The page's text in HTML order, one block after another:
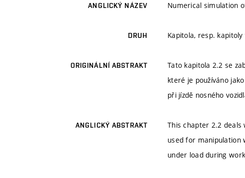
ANGLICKÝ NÁZEV Numerical simulation
DRUH Kapitola, resp.
ORIGINÁLNÍ ABSTRAKT
Tato kapitola 2.2 se
které je používáno
při jízdě nosného
ANGLICKÝ ABSTRAKT
This chapter 2.2
used for manipulation
under load during